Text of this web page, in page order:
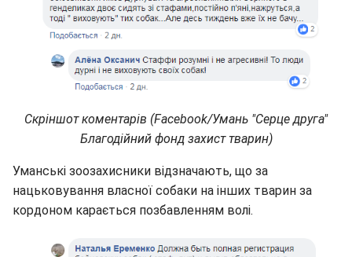
Скріншот коментарів (Facebook/Умань "Серце друга"
Благодійний фонд захист тварин)
Уманські зоозахисники відзначають, що за
нацьковування власної собаки на інших тварин за
кордоном карається позбавленням волі.